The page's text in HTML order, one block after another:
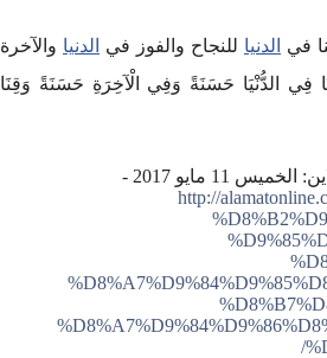
في الدنيا للنجاح والفوز في الدنيا والآخرة
فِي الدُّنْيَا حَسَنَةً وَفِي الْآخِرَةِ حَسَنَةً وَقِنَا
11 مايو 2017 -
http://